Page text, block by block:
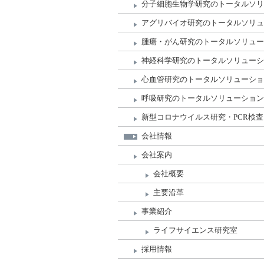
分子細胞生物学研究のトータルソ
アグリバイオ研究のトータルソリ
腫瘍・がん研究のトータルソリュ
神経科学研究のトータルソリュー
心血管研究のトータルソリューシ
呼吸研究のトータルソリューション
新型コロナウイルス研究・PCR検
会社情報
会社案内
会社概要
主要沿革
事業紹介
ライフサイエンス研究室
採用情報